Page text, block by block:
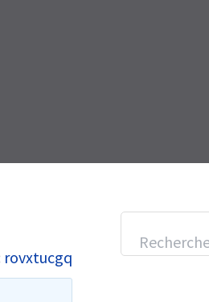
rovxtucgq